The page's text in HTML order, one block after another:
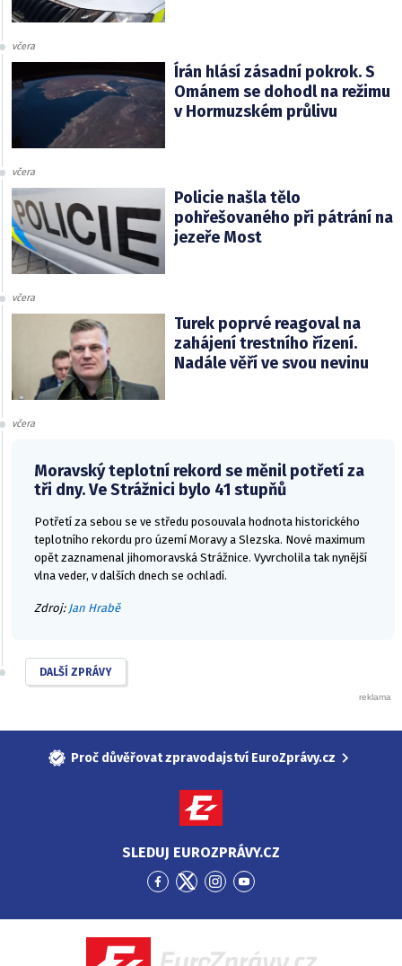
včera
Írán hlásí zásadní pokrok. S
Ománem se dohodl na režimu
v Hormuzském průlivu
včera
Policie našla tělo
pohřešovaného při pátrání na
jezeře Most
včera
Turek poprvé reagoval na
zahájení trestního řízení.
Nadále věří ve svou nevinu
včera
Moravský teplotní rekord se měnil potřetí za
tři dny. Ve Strážnici bylo 41 stupňů
Potřetí za sebou se ve středu posouvala hodnota historického
teplotního rekordu pro území Moravy a Slezska. Nové maximum
opět zaznamenal jihomoravská Strážnice. Vyvrcholila tak nynější
vlna veder, v dalších dnech se ochladí.
Zdroj: Jan Hrabě
DALŠÍ ZPRÁVY
Proč důvěřovat zpravodajství EuroZprávy.cz
SLEDUJ EUROZPRÁVY.CZ
Přejít
Facebook
Přejít
Twitter
Přejít
Instagram
Přejít
YouTube
EuroZprávy.cz